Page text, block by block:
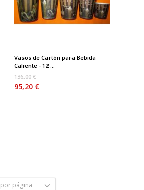
Vasos de Cartón para Bebida
Caliente - 12 ...
136,00 €
95,20 €
por página